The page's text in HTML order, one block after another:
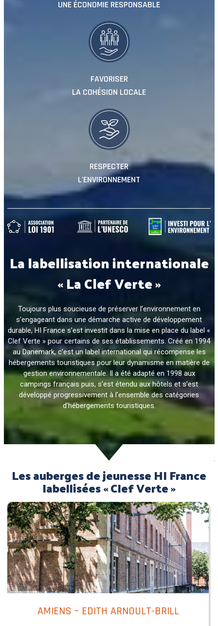
UNE ÉCONOMIE RESPONSABLE
FAVORISER
LA COHÉSION LOCALE
RESPECTER
L'ENVIRONNEMENT
La labellisation internationale
« La Clef Verte »
Toujours plus soucieuse de préserver l’environnement en
s’engageant dans une démarche active de développement
durable, HI France s’est investit dans la mise en place du label «
Clef Verte » pour certains de ses établissements. Créé en 1994
au Danemark, c’est un label international qui récompense les
hébergements touristiques pour leur dynamisme en matière de
gestion environnementale. Il a été adapté en 1998 aux
campings français puis, s’est étendu aux hôtels et s’est
développé progressivement à l’ensemble des catégories
d’hébergements touristiques.
Les auberges de jeunesse HI France
labellisées « Clef Verte »
AMIENS – EDITH ARNOULT-BRILL